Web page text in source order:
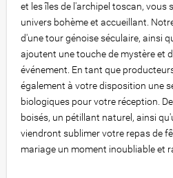
et les îles de l'archipel toscan, vous
univers bohème et accueillant.
d'une tour génoise séculaire, ainsi
ajoutent une touche de mystère et
événement. En tant que
également à votre disposition une
biologiques pour votre réception.
boisés, un pétillant naturel, ainsi
viendront sublimer votre repas de
mariage un moment inoubliable et